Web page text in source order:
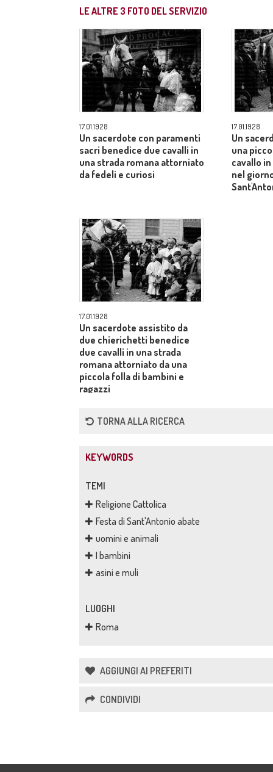
LE ALTRE 3 FOTO DEL SERVIZIO
17.01.1928
Un sacerdote con paramenti
sacri benedice due cavalli in
una strada romana attorniato
da fedeli e curiosi
17.01.1928
Un
una
cavallo
nel
17.01.1928
Un sacerdote assistito da
due chierichetti benedice
due cavalli in una strada
romana attorniato da una
piccola folla di bambini e
ragazzi
TORNA ALLA RICERCA
KEYWORDS
TEMI
Religione Cattolica
Festa di Sant'Antonio abate
uomini e animali
I bambini
asini e muli
LUOGHI
Roma
AGGIUNGI AI PREFERITI
CONDIVIDI